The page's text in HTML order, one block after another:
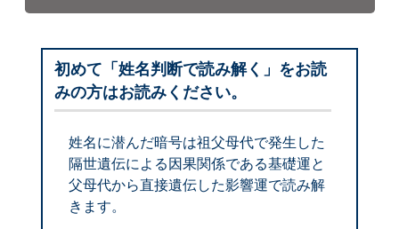
初めて「姓名判断で読み解く」をお読
みの方はお読みください。
姓名に潜んだ暗号は祖父母代で発生した
隔世遺伝による因果関係である基礎運と
父母代から直接遺伝した影響運で読み解
きます。